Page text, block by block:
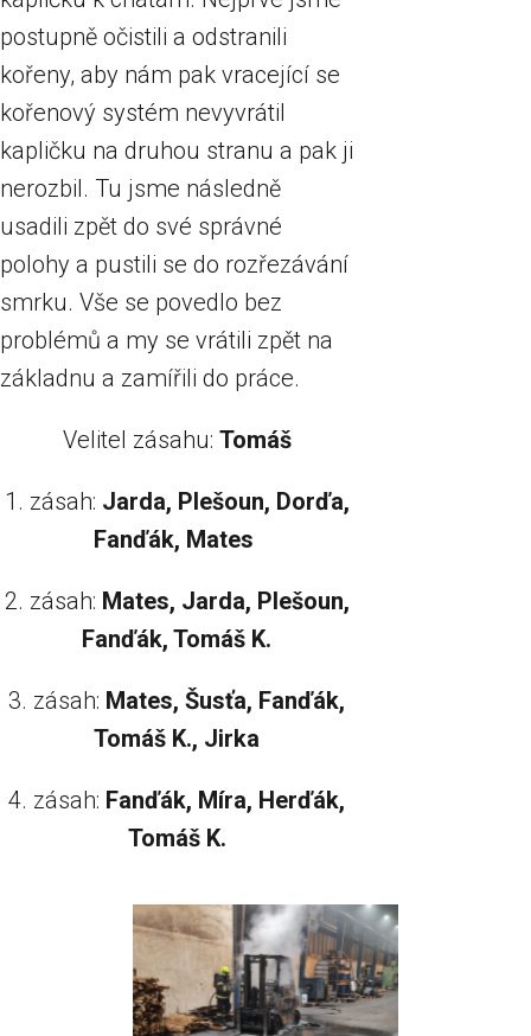
postupně očistili a odstranili
kořeny, aby nám pak vracející se
kořenový systém nevyvrátil
kapličku na druhou stranu a pak ji
nerozbil. Tu jsme následně
usadili zpět do své správné
polohy a pustili se do rozřezávání
smrku. Vše se povedlo bez
problémů a my se vrátili zpět na
základnu a zamířili do práce.
Velitel zásahu: Tomáš
1. zásah:​ Jarda, Plešoun, Dorďa,
Fanďák, Mates
2. zásah:​ Mates, Jarda, Plešoun,
Fanďák, Tomáš K.
3. zásah: Mates, Šusťa, Fanďák,
Tomáš K., Jirka
4. zásah: Fanďák, Míra, Herďák,
Tomáš K.